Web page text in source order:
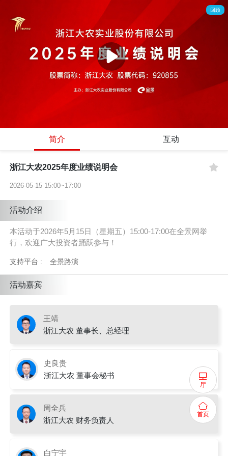
回顾
简介 互动
浙江大农2025年度业绩说明会
2026-05-15 15:00~17:00
活动介绍
本活动于2026年5月15日（星期五）15:00-17:00在全景网举
行，欢迎广大投资者踊跃参与！
支持平台 : 全景路演
活动嘉宾
王靖
浙江大农 董事长、总经理
史良贵
浙江大农 董事会秘书
周全兵
浙江大农 财务负责人
白宁宇
厅
首页